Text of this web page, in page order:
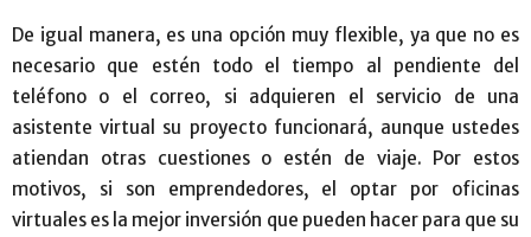
De igual manera, es una opción muy flexible, ya que no es
necesario que estén todo el tiempo al pendiente del
teléfono o el correo, si adquieren el servicio de una
asistente virtual su proyecto funcionará, aunque ustedes
atiendan otras cuestiones o estén de viaje. Por estos
motivos, si son emprendedores, el optar por oficinas
virtuales es la mejor inversión que pueden hacer para que su